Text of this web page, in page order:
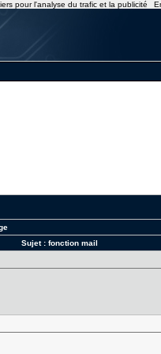
Sujet :fonction mail
pour l'analyse du trafic et la publicité